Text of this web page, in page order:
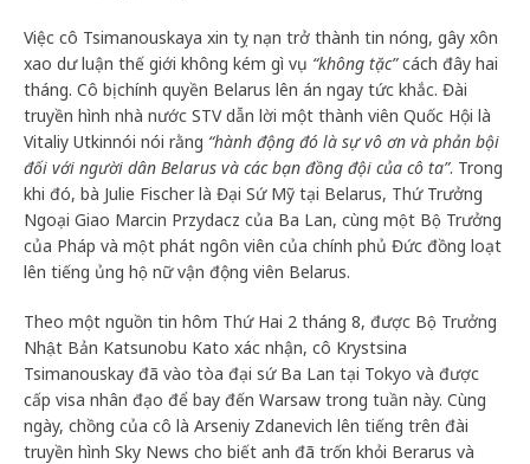
Việc cô Tsimanouskaya xin tỵ nạn trở thành tin nóng, gây xôn
xao dư luận thế giới không kém gì vụ “không tặc”cách đây hai
tháng. Cô bị chính quyền Belarus lên án ngay tức khắc. Đài
truyền hình nhà nước STV dẫn lời một thành viên Quốc Hội là
Vitaliy Utkinnói nói rằng “hành động đó là sự vô ơn và phản bội
đối với người dân Belarus và các bạn đồng đội của cô ta”. Trong
khi đó, bà Julie Fischer là Đại Sứ Mỹ tại Belarus, Thứ Trưởng
Ngoại Giao Marcin Przydacz của Ba Lan, cùng một Bộ Trưởng
của Pháp và một phát ngôn viên của chính phủ Đức đồng loạt
lên tiếng ủng hộ nữ vận động viên Belarus.
Theo một nguồn tin hôm Thứ Hai 2 tháng 8, được Bộ Trưởng
Nhật Bản Katsunobu Kato xác nhận, cô Krystsina
Tsimanouskay đã vào tòa đại sứ Ba Lan tại Tokyo và được
cấp visa nhân đạo để bay đến Warsaw trong tuần này. Cùng
ngày, chồng của cô là Arseniy Zdanevich lên tiếng trên đài
truyền hình Sky News cho biết anh đã trốn khỏi Berarus và